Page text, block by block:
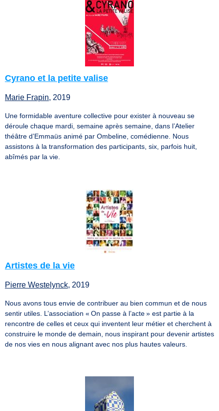
Cyrano et la petite valise
Marie Frapin, 2019
Une formidable aventure collective pour exister à nouveau se
déroule chaque mardi, semaine après semaine, dans l’Atelier
théâtre d’Emmaüs animé par Ombeline, comédienne. Nous
assistons à la transformation des participants, six, parfois huit,
abîmés par la vie.
Artistes de la vie
Pierre Westelynck, 2019
Nous avons tous envie de contribuer au bien commun et de nous
sentir utiles. L’association « On passe à l’acte » est partie à la
rencontre de celles et ceux qui inventent leur métier et cherchent à
construire le monde de demain, nous inspirant pour devenir artistes
de nos vies en nous alignant avec nos plus hautes valeurs.